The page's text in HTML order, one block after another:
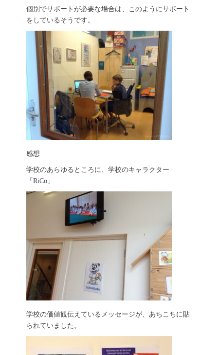
個別でサポートが必要な場合は、このようにサポート
をしているそうです。
感想
学校のあらゆるところに、学校のキャラクター
「RiCo」
学校の価値観伝えているメッセージが、あちこちに貼
られていました。